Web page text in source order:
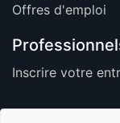
Offres d'emploi
Inscrire votre